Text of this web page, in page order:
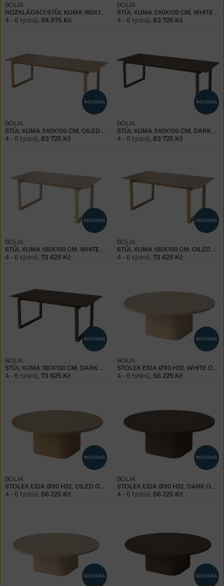
ROZKLÁDACÍ STŮL KUMA 180X100 CM, DARK OAK
BOLIA
4 - 6 týdnů, 94 975 Kč
STŮL KUMA 240X100 CM, WHITE OAK
BOLIA
4 - 6 týdnů, 83 725 Kč
NOVINKA
STŮL KUMA 240X100 CM, OILED OAK
BOLIA
4 - 6 týdnů, 83 725 Kč
NOVINKA
STŮL KUMA 240X100 CM, DARK OAK
BOLIA
4 - 6 týdnů, 83 725 Kč
NOVINKA
STŮL KUMA 180X100 CM, WHITE OAK
BOLIA
4 - 6 týdnů, 73 625 Kč
NOVINKA
STŮL KUMA 180X100 CM, OILED OAK
BOLIA
4 - 6 týdnů, 73 625 Kč
NOVINKA
STŮL KUMA 180X100 CM, DARK OAK
BOLIA
4 - 6 týdnů, 73 625 Kč
NOVINKA
STOLEK EIDA Ø90 H32, WHITE OAK
BOLIA
4 - 6 týdnů, 56 225 Kč
NOVINKA
STOLEK EIDA Ø90 H32, OILED OAK
BOLIA
4 - 6 týdnů, 56 225 Kč
NOVINKA
STOLEK EIDA Ø90 H32, DARK OAK
BOLIA
4 - 6 týdnů, 56 225 Kč
NOVINKA NOVINKA